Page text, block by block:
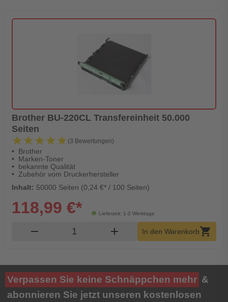
Brother BU-220CL Transfereinheit 50.000
Seiten
★★★★★
★★★★★ (3 Bewertungen)
Brother
Marken-Toner
bekannte Qualität
Zubehör vom Druckerhersteller
Inhalt: 50000 Seiten (0,24 €* / 100 Seiten)
Lieferzeit: 1-2 Werktage
118,99 €*
remove Produkt Warenkorb Menge
add In den Warenkorbshopping_cart
Verpassen Sie keine Schnäppchen mehr &
abonnieren Sie jetzt unseren kostenlosen